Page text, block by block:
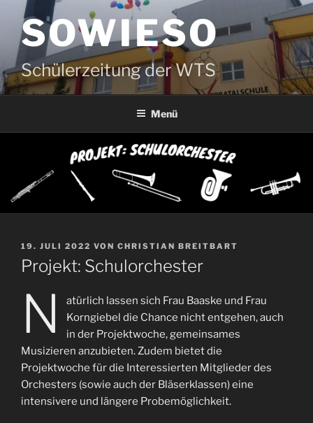
Inhalt
springenSOWIESO
Schülerzeitung der WTS
Menü
VERÖFFENTLICHT
AM
19. JULI 2022 VON CHRISTIAN BREITBART
Projekt: Schulorchester
N
atürlich lassen sich Frau Baaske und Frau
Korngiebel die Chance nicht entgehen, auch
in der Projektwoche, gemeinsames
Musizieren anzubieten. Zudem bietet die
Projektwoche für die Interessierten Mitglieder des
Orchesters (sowie auch der Bläserklassen) eine
intensivere und längere Probemöglichkeit.